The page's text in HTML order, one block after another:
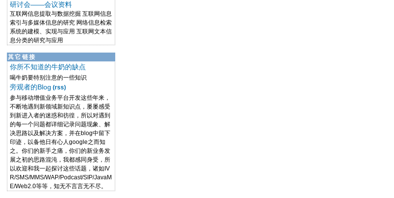
研讨会——会议资料
互联网信息提取与数据挖掘 互联网信息
索引与多媒体信息的研究 网络信息检索
系统的建模、实现与应用 互联网文本信
息分类的研究与应用
其它链接
你所不知道的牛奶的缺点
喝牛奶要特别注意的一些知识
旁观者的Blog (rss)
参与移动增值业务平台开发这些年来，
不断地遇到新领域新知识点，屡屡感受
到新进入者的迷惑和彷徨，所以对遇到
的每一个问题都详细记录问题现象、解
决思路以及解决方案，并在blog中留下
印迹，以备他日有心人google之而知
之。你们的新手之痛，你们的新业务发
展之初的思路混沌，我都感同身受，所
以欢迎和我一起探讨这些话题，诸如IV
R/SMS/MMS/WAP/Podcast/SIP/JavaM
E/Web2.0等等，知无不言言无不尽。